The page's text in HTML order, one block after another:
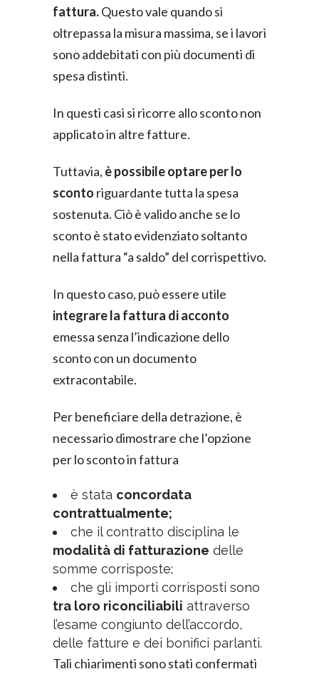
fattura.Questo vale quando si
oltrepassa la misura massima, se i lavori
sono addebitati con più documenti di
spesa distinti.
In questi casi si ricorre allo sconto non
applicato in altre fatture.
Tuttavia, è possibile optare per lo
sconto riguardante tutta la spesa
sostenuta. Ciò è valido anche se lo
sconto è stato evidenziato soltanto
nella fattura “a saldo” del corrispettivo.
In questo caso, può essere utile
integrare la fattura di acconto
emessa senza l’indicazione dello
sconto con un documento
extracontabile.
Per beneficiare della detrazione, è
necessario dimostrare che l’opzione
per lo sconto in fattura
è stata concordata
contrattualmente;
che il contratto disciplina le
modalità di fatturazione delle
somme corrisposte;
che gli importi corrisposti sono
tra loro riconciliabili attraverso
l’esame congiunto dell’accordo,
delle fatture e dei bonifici parlanti.
Tali chiarimenti sono stati confermati